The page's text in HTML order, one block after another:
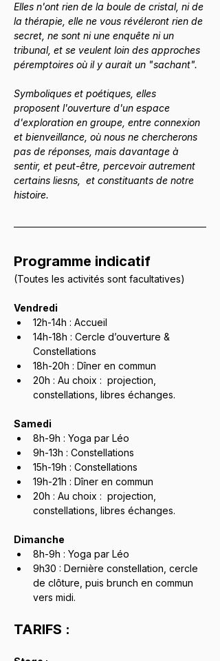
Elles n'ont rien de la boule de cristal, ni de
la thérapie, elle ne vous révéleront rien de
secret, ne sont ni une enquête ni un
tribunal, et se veulent loin des approches
péremptoires où il y aurait un "sachant".
Symboliques et poétiques, elles
proposent l'ouverture d'un espace
d'exploration en groupe, entre connexion
et bienveillance, où nous ne chercherons
pas de réponses, mais davantage à
sentir, et peut-être, percevoir autrement
certains liesns,  et constituants de notre
histoire.
Programme indicatif
(Toutes les activités sont facultatives)
Vendredi
12h-14h : Accueil
14h-18h : Cercle d’ouverture &
Constellations
18h-20h : Dîner en commun
20h : Au choix :  projection,
constellations, libres échanges.
Samedi
8h-9h : Yoga par Léo
9h-13h : Constellations
15h-19h : Constellations
19h-21h : Dîner en commun
20h : Au choix :  projection,
constellations, libres échanges.
Dimanche
8h-9h : Yoga par Léo
9h30 : Dernière constellation, cercle
de clôture, puis brunch en commun
vers midi.
TARIFS :